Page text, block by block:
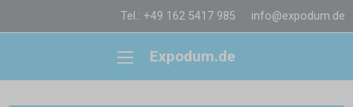
Tel.: +49 162 5417 985 info@expodum.de
Expodum.de